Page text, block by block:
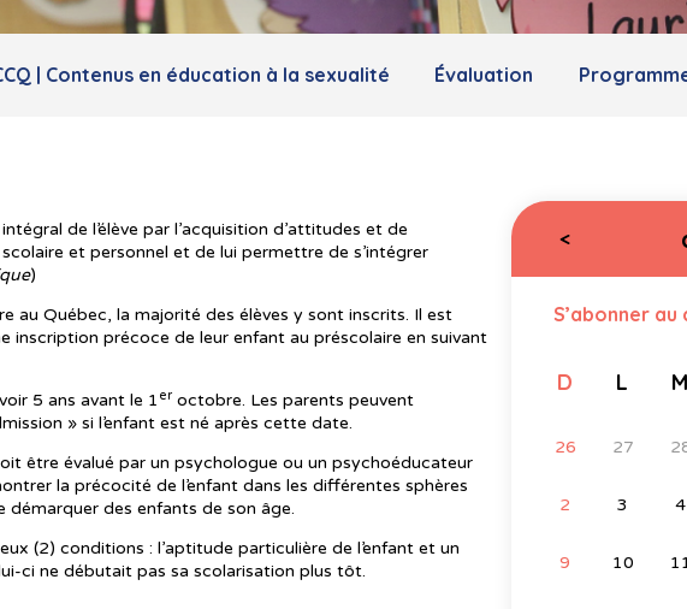
| Contenus en éducation à la sexualité Évaluation
de l’élève par l’acquisition d’attitudes et de
et personnel et de lui permettre de s’intégrer
)
au Québec, la majorité des élèves y sont inscrits. Il est
inscription précoce de leur enfant au préscolaire en suivant
5 ans avant le 1 er octobre. Les parents peuvent
» si l’enfant est né après cette date.
être évalué par un psychologue ou un psychoéducateur
la précocité de l’enfant dans les différentes sphères
démarquer des enfants de son âge.
(2) conditions : l’aptitude particulière de l’enfant et un
ci ne débutait pas sa scolarisation plus tôt.
<
S’abonner
D L M
26 27
2 3 4
9 10